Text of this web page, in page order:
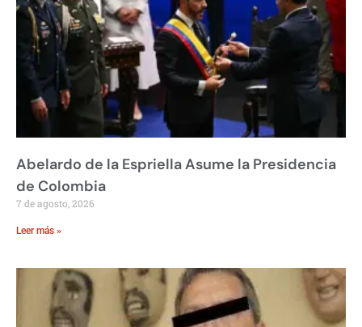
Abelardo de la Espriella Asume la Presidencia
de Colombia
7 de agosto, 2026
Leer más »